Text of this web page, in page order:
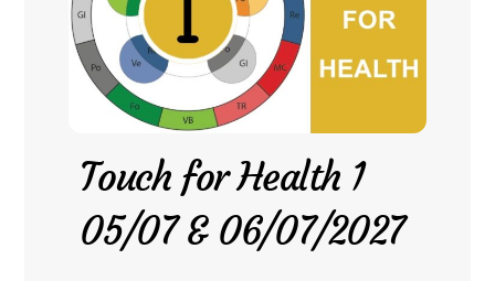
Touch for Health 1
05/07 & 06/07/2027